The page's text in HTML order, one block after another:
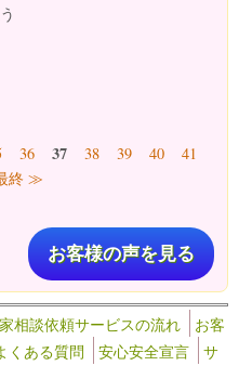
36 37 38 39 40
41
終 ≫
お客様の声を見る
相談依頼サービスの流れ
お客
くある質問 安心安全宣言
サ